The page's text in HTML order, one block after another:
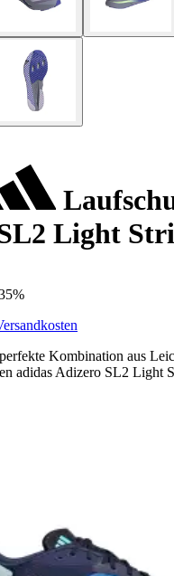
Light
Kombination aus
adidas Adizero SL2 Light